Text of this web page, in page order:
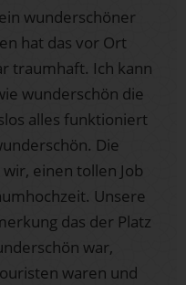
wunderschöner
hat das vor Ort
traumhaft. Ich kann
wunderschön die
alles funktioniert
Die
einen tollen Job
Unsere
das der Platz
war,
waren und